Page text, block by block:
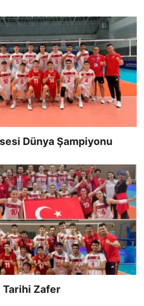
Dünya Şampiyonu
Tarihi Zafer